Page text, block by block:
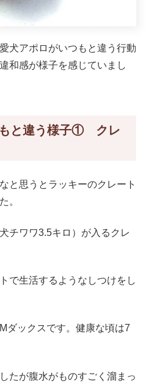
犬アポロがいつもと違う行動
和感が様子を感じていまし
もと違う様子① クレ
と思うとラッキーのクレート
。
チワワ3.5キロ）が入るクレ
で生活するようなしつけをし
ダックスです。健康な頃は7
たが腹水がものすごく溜まっ